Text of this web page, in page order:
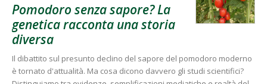
Pomodoro senza sapore? La
genetica racconta una storia
diversa
Il dibattito sul presunto declino del sapore del pomodoro moderno
è tornato d'attualità. Ma cosa dicono davvero gli studi scientifici?